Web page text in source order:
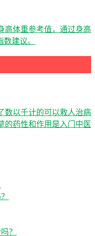
高体重参考值，通过身高
建议。
数以千计的可以救人治病
的药性和作用是入门中医
？